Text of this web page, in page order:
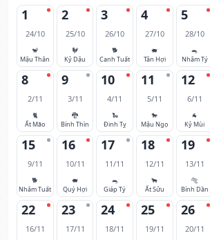
1
24/10
🐒
Mậu Thân
2
25/10
🐓
Kỷ Dậu
3
26/10
🐕
Canh Tuất
4
27/10
🐖
Tân Hợi
5
28/10
🐀
Nhâm Tý
8
2/11
🐈
Ất Mão
9
3/11
🐉
Bính Thìn
10
4/11
🐍
Đinh Tỵ
11
5/11
🐎
Mậu Ngọ
12
6/11
🐐
Kỷ Mùi
15
9/11
🐕
Nhâm Tuất
16
10/11
🐖
Quý Hợi
17
11/11
🐀
Giáp Tý
18
12/11
🐂
Ất Sửu
19
13/11
🐅
Bính Dần
22
16/11
23
17/11
24
18/11
25
19/11
26
20/11